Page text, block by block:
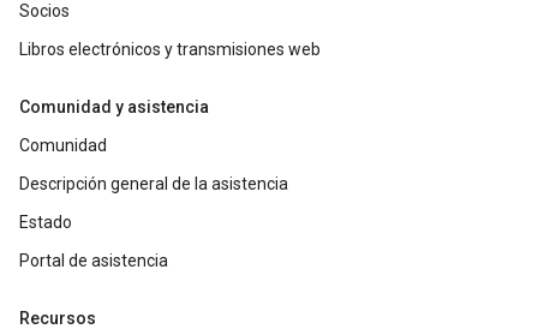
Socios
Libros electrónicos y transmisiones web
Comunidad y asistencia
Comunidad
Descripción general de la asistencia
Estado
Portal de asistencia
Recursos